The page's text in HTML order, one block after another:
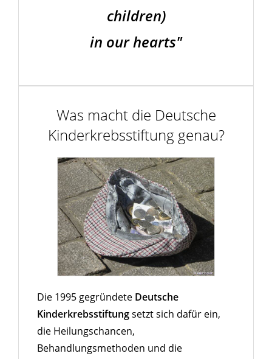
children)
in our hearts"
Was macht die Deutsche
Kinderkrebsstiftung genau?
Die 1995 gegründete Deutsche
Kinderkrebsstiftungsetzt sich dafür ein,
die Heilungschancen,
Behandlungsmethoden und die